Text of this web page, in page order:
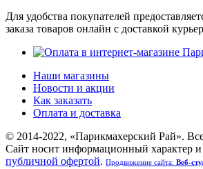
Для удобства покупателей
заказа товаров онлайн с доставкой
Наши магазины
Новости и акции
Как заказать
Оплата и доставка
© 2014-2022, «Парикмахерский Рай».
Cайт носит информационный характер и
публичной офертой. Продвижение сайта: Веб-